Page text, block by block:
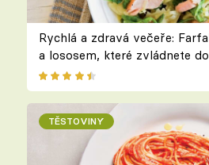
Rychlá a zdravá večeře:
a lososem, které zvládnete
TĚSTOVINY